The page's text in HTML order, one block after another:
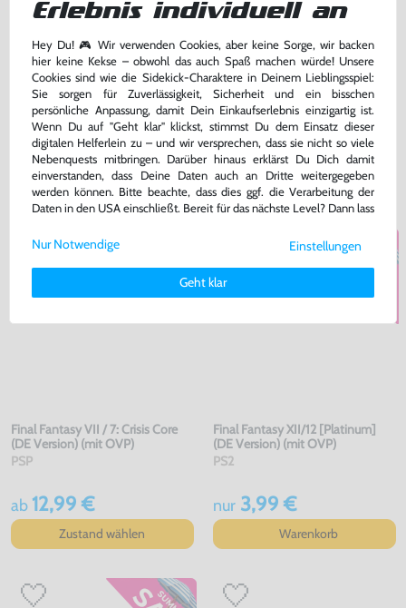
Final Fantasy X | X-2: HD
Remaster (DE Version) (mit OVP)
PS3
8,99 €
Zustand wählen
Dissidia Final Fantasy (JAP
Import)
PSP
-93% bisher 26,99 €
jetzt ab2,00 €
Zustand wählen
Final Fantasy VII / 7: Crisis Core
(DE Version) (mit OVP)
PSP
ab 12,99 €
Zustand wählen
Final Fantasy XII/12 [Platinum]
(DE Version) (mit OVP)
PS2
nur3,99 €
Warenkorb
Erlebnis individuell an
Hey Du! 🎮 Wir verwenden Cookies, aber keine Sorge, wir backen
hier keine Kekse – obwohl das auch Spaß machen würde! Unsere
Cookies sind wie die Sidekick-Charaktere in Deinem Lieblingsspiel:
Sie sorgen für Zuverlässigkeit, Sicherheit und ein bisschen
persönliche Anpassung, damit Dein Einkaufserlebnis einzigartig ist.
Wenn Du auf "Geht klar" klickst, stimmst Du dem Einsatz dieser
digitalen Helferlein zu – und wir versprechen, dass sie nicht so viele
Nebenquests mitbringen. Darüber hinaus erklärst Du Dich damit
einverstanden, dass Deine Daten auch an Dritte weitergegeben
werden können. Bitte beachte, dass dies ggf. die Verarbeitung der
Daten in den USA einschließt. Bereit für das nächste Level? Dann lass
Weitere Informationen zu den von uns verwendeten Cookies und
Deinen Rechten als Nutzer findest Du in unsererDaten­schutz­
Impressum.
Einstellungen
Geht klar
Nur Notwendige